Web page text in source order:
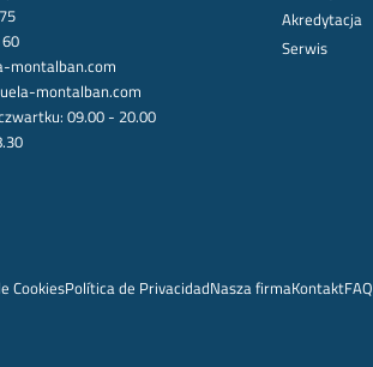
montalban.com
montalban.com
09.00 - 20.00
Akredytacja
Serwis
CookiesPolítica de PrivacidadNasza firmaKontaktFAQ